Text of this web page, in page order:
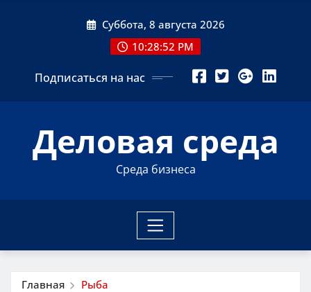
Суббота, 8 августа 2026
10:28:53 PM
Подписаться на нас
Деловая среда
Среда бизнеса
Главная Рыба